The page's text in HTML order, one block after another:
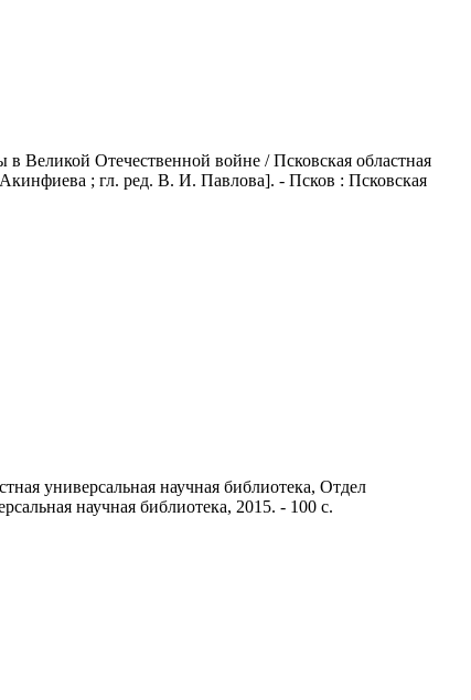
Великой Отечественной войне / Псковская областная
; гл. ред. В. И. Павлова]. - Псков : Псковская
универсальная научная библиотека, Отдел
научная библиотека, 2015. - 100 с.